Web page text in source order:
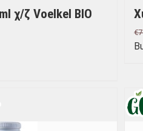
χ/ζ Voelkel BIO
€